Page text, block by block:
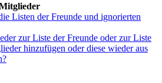
Listen der Freunde und ignorierten
zur Liste der Freunde oder zur Liste
hinzufügen oder diese wieder aus